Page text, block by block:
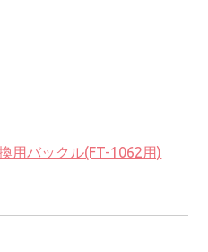
用バックル(FT-1062用)